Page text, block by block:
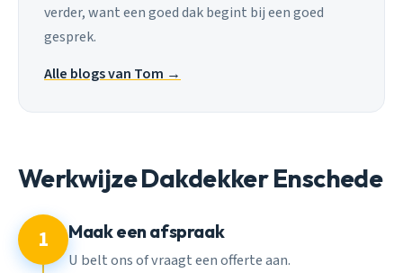
verder, want een goed dak begint bij een goed
gesprek.
Alle blogs van Tom →
Werkwijze Dakdekker Enschede
1 Maak een afspraak
U belt ons of vraagt een offerte aan.